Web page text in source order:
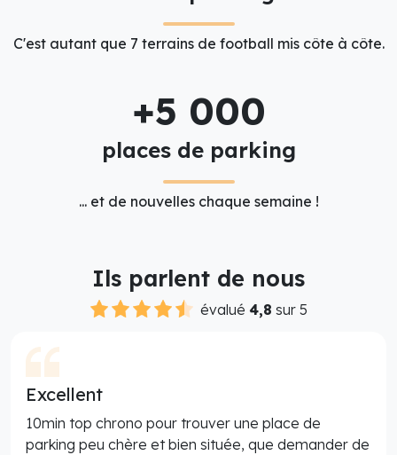
C'est autant que 7 terrains de football mis côte à côte.
+5 000
places de parking
... et de nouvelles chaque semaine !
Ils parlent de nous
évalué 4,8 sur 5
Excellent
10min top chrono pour trouver une place de
parking peu chère et bien située, que demander de